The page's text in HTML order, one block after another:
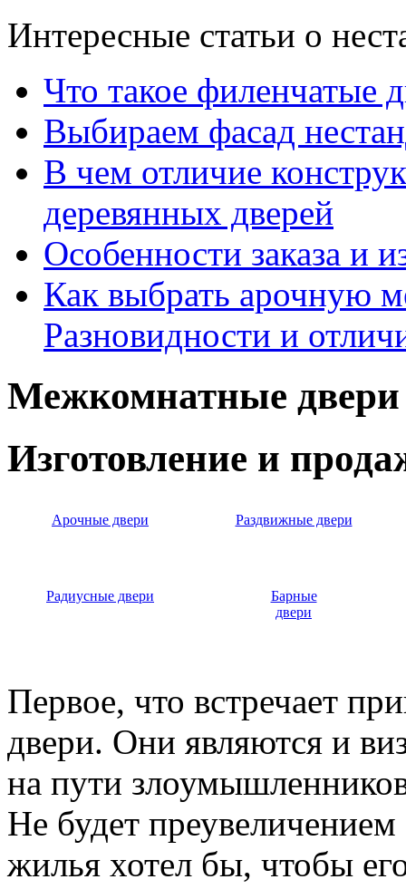
Интересные статьи о
Что такое филенчатые
Выбираем фасад
В чем отличие
деревянных дверей
Особенности заказа и
Как выбрать арочную
Разновидности и
Межкомнатные двери
Изготовление и
Арочные двери Раздвижные двери
Радиусные двери
Барные
двери
Первое, что встречает
двери. Они являются и
на пути
Не будет
жилья хотел бы, чтобы